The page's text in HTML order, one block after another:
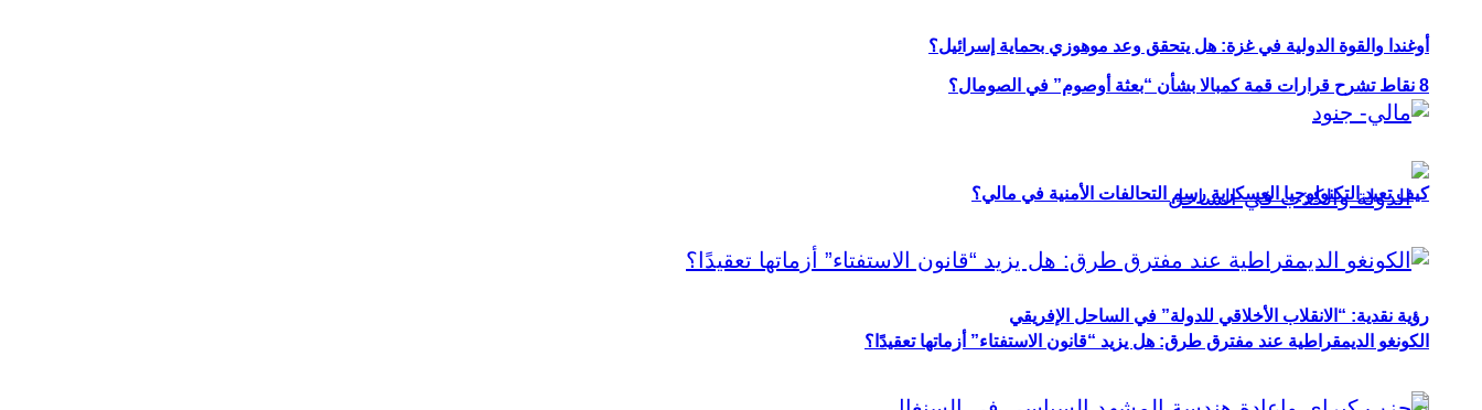
8 نقاط تشرح قرارات قمة كمبالا بشأن “بعثة أوصوم” في الصومال؟
رؤية نقدية: “الانقلاب الأخلاقي للدولة” في الساحل الإفريقي
أوغندا والقوة الدولية في غزة: هل يتحقق وعد موهوزي بحماية إسرائيل؟
كيف تعيد التكنولوجيا العسكرية رسم التحالفات الأمنية في مالي؟
الكونغو الديمقراطية عند مفترق طرق: هل يزيد “قانون الاستفتاء” أزماتها تعقيدًا؟